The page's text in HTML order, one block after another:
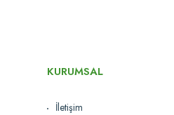
KURUMSAL
İletişim